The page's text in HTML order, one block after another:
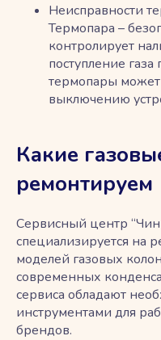
Неисправности
Термопара –
контролирует
поступление газа
термопары может
выключению
Какие
ремонтируем
Сервисный центр
специализируется на
моделей газовых
современных
сервиса обладают
инструментами для
брендов.